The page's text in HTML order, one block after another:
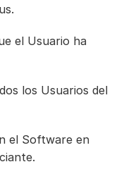
el Usuario ha
los Usuarios del
el Software en